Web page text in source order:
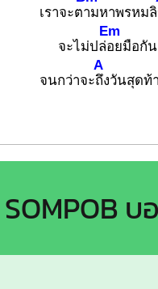
เราจะตามหาพรหมลิ
จะไม่ปล่
Em
อยมือกัน
จนกว่าจะ
A
ถึงวันสุดท้